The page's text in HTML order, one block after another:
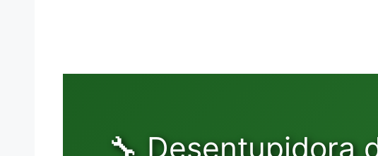
🔧 Desentupidora